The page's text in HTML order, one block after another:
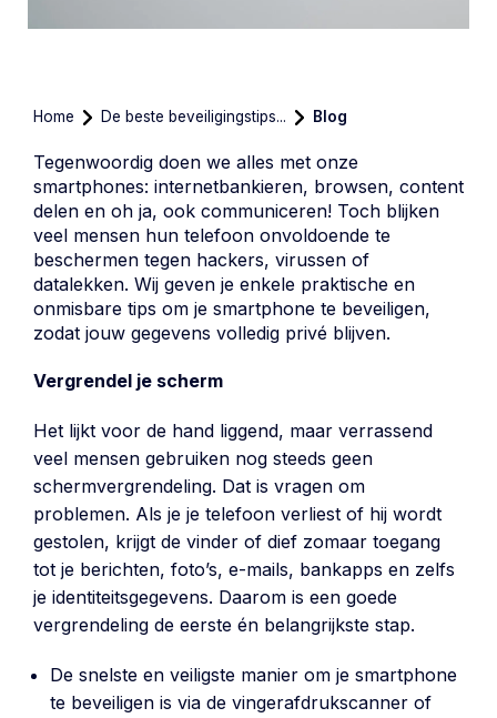
Home De beste beveiligingstips... Blog
Tegenwoordig doen we alles met onze
smartphones: internetbankieren, browsen, content
delen en oh ja, ook communiceren! Toch blijken
veel mensen hun telefoon onvoldoende te
beschermen tegen hackers, virussen of
datalekken. Wij geven je enkele praktische en
onmisbare tips om je smartphone te beveiligen,
zodat jouw gegevens volledig privé blijven.
Vergrendel je scherm
Het lijkt voor de hand liggend, maar verrassend
veel mensen gebruiken nog steeds geen
schermvergrendeling. Dat is vragen om
problemen. Als je je telefoon verliest of hij wordt
gestolen, krijgt de vinder of dief zomaar toegang
tot je berichten, foto’s, e-mails, bankapps en zelfs
je identiteitsgegevens. Daarom is een goede
vergrendeling de eerste én belangrijkste stap.
De snelste en veiligste manier om je smartphone
te beveiligen is via de vingerafdrukscanner of